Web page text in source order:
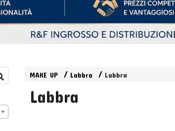
MAKE UP Labbra Labbra
Labbra